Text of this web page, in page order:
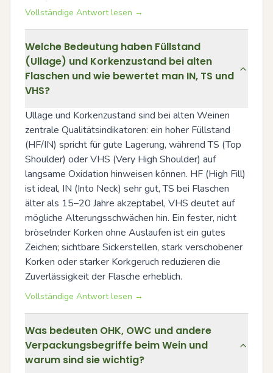
Vollständige Antwort lesen →
Welche Bedeutung haben Füllstand
(Ullage) und Korkenzustand bei alten
Flaschen und wie bewertet man IN, TS und
VHS?
Ullage und Korkenzustand sind bei alten Weinen
zentrale Qualitätsindikatoren: ein hoher Füllstand
(HF/IN) spricht für gute Lagerung, während TS (Top
Shoulder) oder VHS (Very High Shoulder) auf
langsame Oxidation hinweisen können. HF (High Fill)
ist ideal, IN (Into Neck) sehr gut, TS bei Flaschen
älter als 15–20 Jahre akzeptabel, VHS deutet auf
mögliche Alterungsschwächen hin. Ein fester, nicht
bröselnder Korken ohne Auslaufen ist ein gutes
Zeichen; sichtbare Sickerstellen, stark verschobener
Korken oder starker Korkgeruch reduzieren die
Zuverlässigkeit der Flasche erheblich.
Vollständige Antwort lesen →
Was bedeuten OHK, OWC und andere
Verpackungsbegriffe beim Wein und
warum sind sie wichtig?